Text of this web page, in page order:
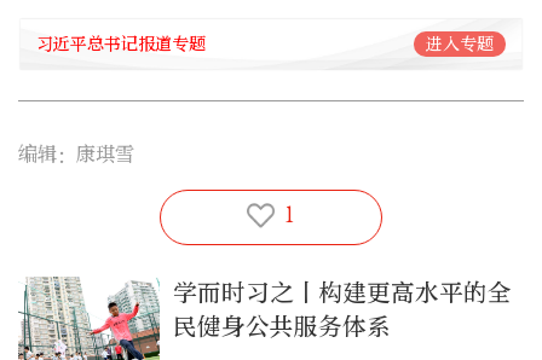
习近平总书记报道专题 进入专题
编辑：康琪雪
1
学而时习之丨构建更高水平的全
民健身公共服务体系